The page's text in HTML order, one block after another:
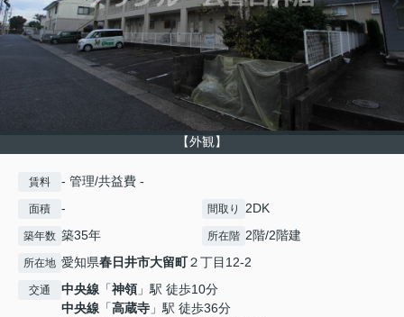
【外観】
賃料 - 管理/共益費 -
面積 - 間取り 2DK
築年数 築35年 所在階 2階/2階建
所在地 愛知県春日井市大留町２丁目12-2
交通 中央線 「神領」駅 徒歩10分
中央線 「高蔵寺 」駅 徒歩36分